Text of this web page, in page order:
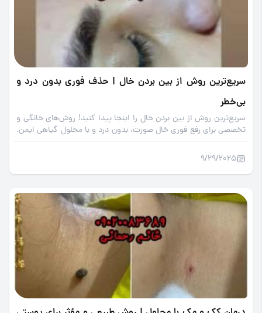
سریع‌ترین روش از بین بردن خال | حذف فوری بدون درد و
بی‌خطر
سریع‌ترین روش از بین بردن خال را اینجا پیدا کنید! روش‌های خانگی و
تخصصی برای رفع فوری خال صورت، بدون درد و با محلول گیاهی ایمن.
9/29/2025